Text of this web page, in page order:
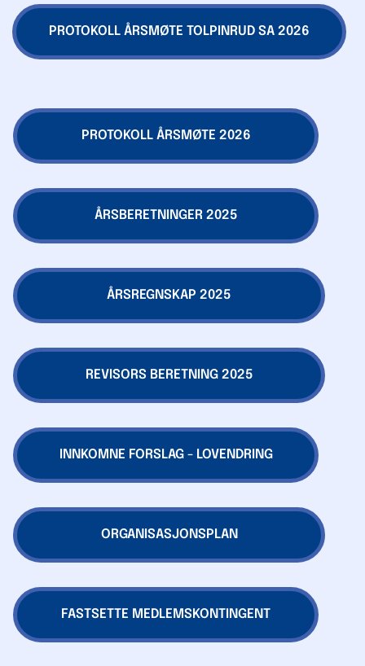
PROTOKOLL ÅRSMØTE TOLPINRUD SA 2026
PROTOKOLL ÅRSMØTE 2026
ÅRSBERETNINGER 2025
ÅRSREGNSKAP 2025
REVISORS BERETNING 2025
INNKOMNE FORSLAG - LOVENDRING
ORGANISASJONSPLAN
FASTSETTE MEDLEMSKONTINGENT